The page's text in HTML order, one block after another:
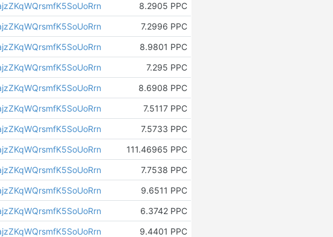
8.2905 PPC
7.2996 PPC
8.9801 PPC
7.295 PPC
8.6908 PPC
7.5117 PPC
7.5733 PPC
111.46965 PPC
7.7538 PPC
9.6511 PPC
6.3742 PPC
9.4401 PPC